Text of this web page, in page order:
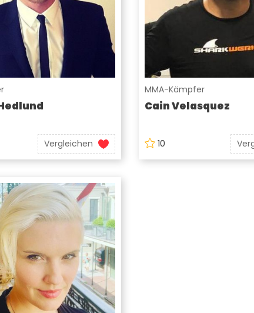
Vergleichen
MMA-Kämpfer
Cain Velasquez
10